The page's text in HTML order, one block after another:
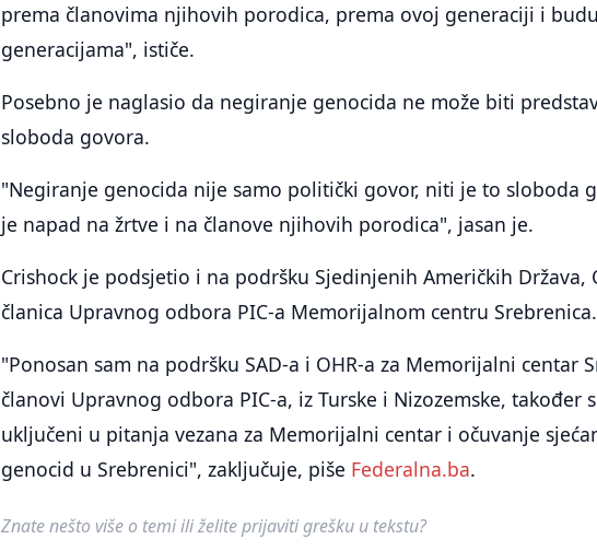
prema članovima njihovih porodica, prema ovoj generaciji i
generacijama", ističe.
Posebno je naglasio da negiranje genocida ne može biti
sloboda govora.
"Negiranje genocida nije samo politički govor, niti je to sloboda
je napad na žrtve i na članove njihovih porodica", jasan je.
Crishock je podsjetio i na podršku Sjedinjenih Američkih Država,
članica Upravnog odbora PIC-a Memorijalnom centru Srebrenica.
"Ponosan sam na podršku SAD-a i OHR-a za Memorijalni centar
članovi Upravnog odbora PIC-a, iz Turske i Nizozemske, također
uključeni u pitanja vezana za Memorijalni centar i očuvanje
genocid u Srebrenici", zaključuje, piše Federalna.ba.
Znate nešto više o temi ili želite prijaviti grešku u tekstu?